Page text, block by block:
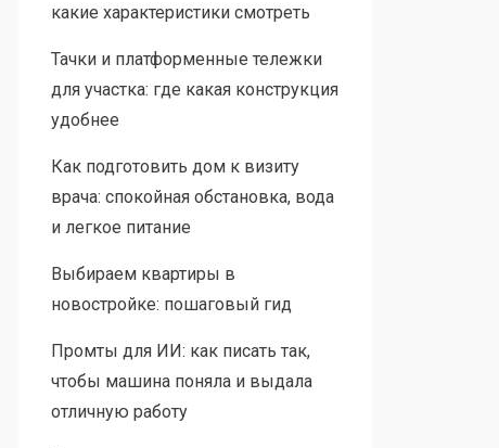
какие характеристики смотреть
Тачки и платформенные тележки
для участка: где какая конструкция
удобнее
Как подготовить дом к визиту
врача: спокойная обстановка, вода
и легкое питание
Выбираем квартиры в
новостройке: пошаговый гид
Промты для ИИ: как писать так,
чтобы машина поняла и выдала
отличную работу